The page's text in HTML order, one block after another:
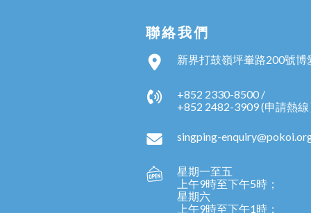
聯絡我們
新界打鼓嶺坪輋路200號博
+852 2330-8500 /
+852 2482-3909 (申請熱
singping-
星期一至五
上午9時至下午5時；
星期六
上午9時至下午1時；